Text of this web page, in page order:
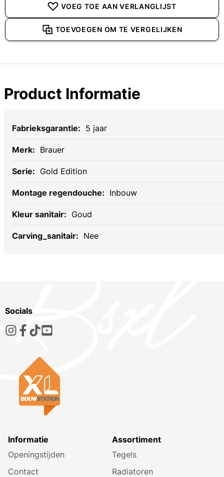
VOEG TOE AAN VERLANGLIJST
TOEVOEGEN OM TE VERGELIJKEN
Product Informatie
Specificaties
5 jaar
Brauer
Gold Edition
Inbouw
Goud
Nee
Socials
Informatie
Openingstijden
Contact
Assortiment
Tegels
Radiatoren